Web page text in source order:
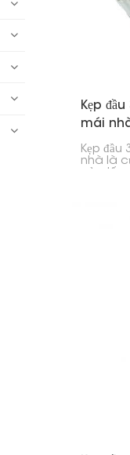
Kẹp
mái
Kẹp đầu
nhà là